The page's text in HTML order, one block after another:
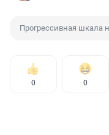
Прогрессивная шкала
0 0